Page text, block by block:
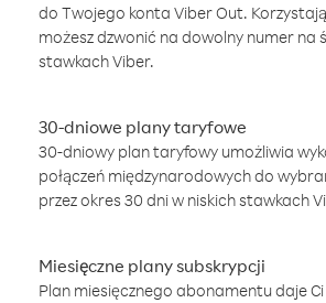
do Twojego konta Viber Out.
możesz dzwonić na dowolny numer na
stawkach Viber.
30-dniowe plany taryfowe
30-dniowy plan taryfowy umożliwia
połączeń międzynarodowych do
przez okres 30 dni w niskich stawkach
Miesięczne plany subskrypcji
Plan miesięcznego abonamentu daje